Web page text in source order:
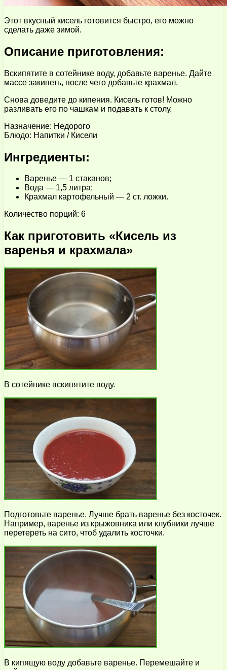
Этот вкусный кисель готовится быстро, его можно
сделать даже зимой.
Описание приготовления:
Вскипятите в сотейнике воду, добавьте варенье. Дайте
массе закипеть, после чего добавьте крахмал.
Снова доведите до кипения. Кисель готов! Можно
разливать его по чашкам и подавать к столу.
Назначение: Недорого
Блюдо: Напитки / Кисели
Ингредиенты:
Варенье — 1 стаканов;
Вода — 1,5 литра;
Крахмал картофельный — 2 ст. ложки.
Количество порций: 6
Как приготовить «Кисель из
варенья и крахмала»
В сотейнике вскипятите воду.
Подготовьте варенье. Лучше брать варенье без косточек.
Например, варенье из крыжовника или клубники лучше
перетереть на сито, чтоб удалить косточки.
В кипящую воду добавьте варенье. Перемешайте и